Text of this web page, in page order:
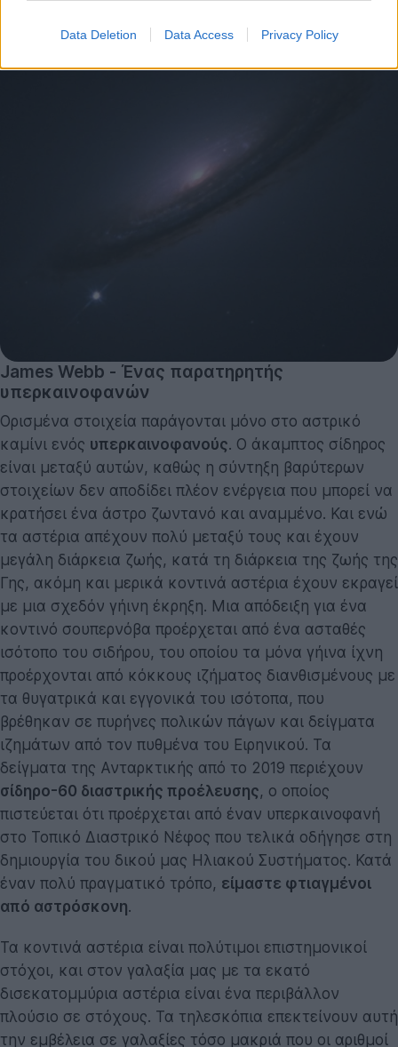
Data Deletion Data Access Privacy Policy
James Webb - Ένας παρατηρητής
υπερκαινοφανών
Ορισμένα στοιχεία παράγονται μόνο στο αστρικό
καμίνι ενός υπερκαινοφανούς. Ο άκαμπτος σίδηρος
είναι μεταξύ αυτών, καθώς η σύντηξη βαρύτερων
στοιχείων δεν αποδίδει πλέον ενέργεια που μπορεί να
κρατήσει ένα άστρο ζωντανό και αναμμένο. Και ενώ
τα αστέρια απέχουν πολύ μεταξύ τους και έχουν
μεγάλη διάρκεια ζωής, κατά τη διάρκεια της ζωής της
Γης, ακόμη και μερικά κοντινά αστέρια έχουν εκραγεί
με μια σχεδόν γήινη έκρηξη. Μια απόδειξη για ένα
κοντινό σουπερνόβα προέρχεται από ένα ασταθές
ισότοπο του σιδήρου, του οποίου τα μόνα γήινα ίχνη
προέρχονται από κόκκους ιζήματος διανθισμένους με
τα θυγατρικά και εγγονικά του ισότοπα, που
βρέθηκαν σε πυρήνες πολικών πάγων και δείγματα
ιζημάτων από τον πυθμένα του Ειρηνικού. Τα
δείγματα της Ανταρκτικής από το 2019 περιέχουν
σίδηρο-60 διαστρικής προέλευσης, ο οποίος
πιστεύεται ότι προέρχεται από έναν υπερκαινοφανή
στο Τοπικό Διαστρικό Νέφος που τελικά οδήγησε στη
δημιουργία του δικού μας Ηλιακού Συστήματος. Κατά
έναν πολύ πραγματικό τρόπο, είμαστε φτιαγμένοι
από αστρόσκονη.
Τα κοντινά αστέρια είναι πολύτιμοι επιστημονικοί
στόχοι, και στον γαλαξία μας με τα εκατό
δισεκατομμύρια αστέρια είναι ένα περιβάλλον
πλούσιο σε στόχους. Τα τηλεσκόπια επεκτείνουν αυτή
την εμβέλεια σε γαλαξίες τόσο μακριά που οι αριθμοί